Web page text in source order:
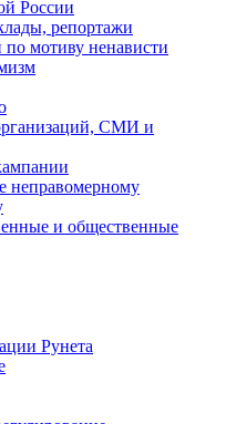
России
репортажи
мотиву ненависти
СМИ и
неправомерному
и общественные
Рунета